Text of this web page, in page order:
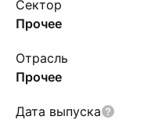
Сектор
Прочее
Отрасль
Прочее
Дата выпуска